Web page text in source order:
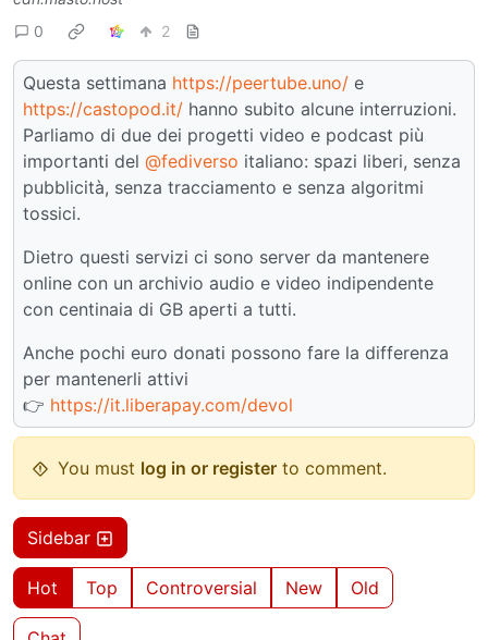
0
2
Questa settimana https://peertube.uno/ e
https://castopod.it/ hanno subito alcune interruzioni.
Parliamo di due dei progetti video e podcast più
importanti del @fediverso italiano: spazi liberi, senza
pubblicità, senza tracciamento e senza algoritmi
tossici.
Dietro questi servizi ci sono server da mantenere
online con un archivio audio e video indipendente
con centinaia di GB aperti a tutti.
Anche pochi euro donati possono fare la differenza
per mantenerli attivi
👉 https://it.liberapay.com/devol
You must log in or register to comment.
Sidebar
Hot Top Controversial New Old